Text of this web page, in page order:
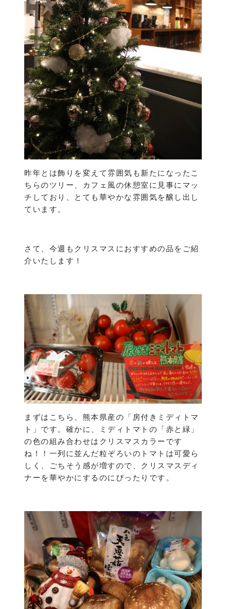
昨年とは飾りを変えて雰囲気も新たになったこ
ちらのツリー、カフェ風の休憩室に見事にマッ
チしており、とても華やかな雰囲気を醸し出し
ています。
さて、今週もクリスマスにおすすめの品をご紹
介いたします！
まずはこちら、熊本県産の「房付きミディトマ
ト」です。確かに、ミディトマトの「赤と緑」
の色の組み合わせはクリスマスカラーです
ね！！一列に並んだ粒ぞろいのトマトは可愛ら
しく、ごちそう感が増すので、クリスマスディ
ナーを華やかにするのにぴったりです。